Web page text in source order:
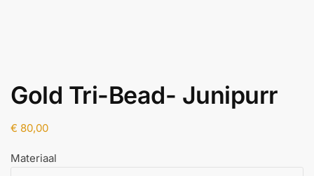
Gold Tri-Bead- Junipurr
€ 80,00
Materiaal